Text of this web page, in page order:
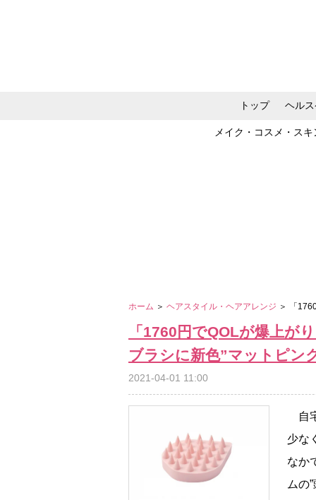
トップ ヘル
メイク・コスメ・ス
ホーム ＞ ヘアスタイル・ヘアアレンジ ＞ 「
「1760円でQOLが爆上が
ブラシに新色”マットピン
2021-04-01 11:00
自
少な
なか
ムの